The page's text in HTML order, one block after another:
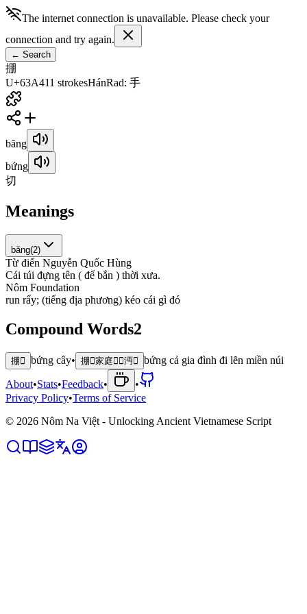
The internet connection is unavailable. Please check your
connection and try again.
← Search
掤
U+63A411 strokesHánRad: 手
băng
bứng
切
Meanings
băng(2)
Từ điển Nguyễn Quốc Hùng
Cái túi đựng tên ( để bắn ) thời xưa.
Nôm Foundation
run rẩy; (tiếng địa phương) kéo cái gì đó
Compound Words2
掤𣘃 bứng cây• 掤𪥘家庭𠫾𬨠沔𡶀 bứng cả gia đình đi lȇn miền núi
About•Stats•Feedback•
•
Privacy Policy•Terms of Service
© 2026 Nôm Na Việt - Unlocking Ancient Vietnamese Script